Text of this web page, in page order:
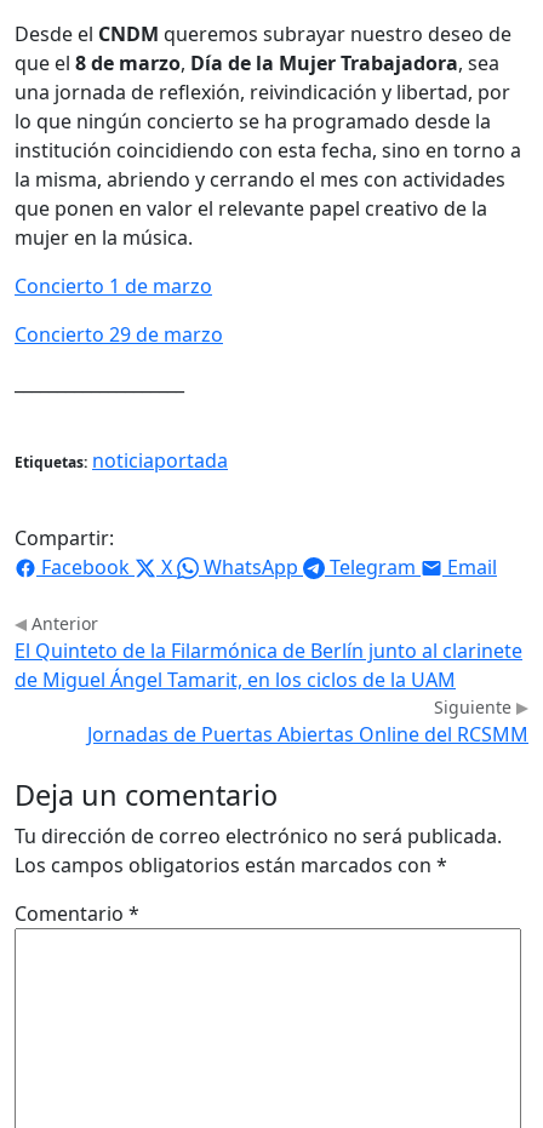
Desde el CNDM queremos subrayar nuestro deseo de
que el 8 de marzo, Día de la Mujer Trabajadora, sea
una jornada de reflexión, reivindicación y libertad, por
lo que ningún concierto se ha programado desde la
institución coincidiendo con esta fecha, sino en torno a
la misma, abriendo y cerrando el mes con actividades
que ponen en valor el relevante papel creativo de la
mujer en la música.
Concierto 1 de marzo
Concierto 29 de marzo
Etiquetas: noticiaportada
Compartir:
Facebook
X WhatsApp Telegram Email
Anterior
El Quinteto de la Filarmónica de Berlín junto al clarinete
de Miguel Ángel Tamarit, en los ciclos de la UAM
Siguiente
Jornadas de Puertas Abiertas Online del RCSMM
Deja un comentario
Tu dirección de correo electrónico no será publicada.
Los campos obligatorios están marcados con *
Comentario *